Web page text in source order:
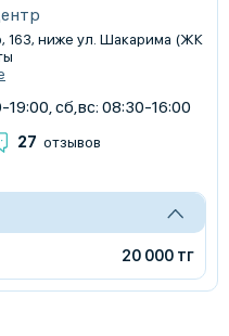
163, ниже ул. Шакарима (ЖК
сб,вс: 08:30-16:00
27 отзывов
20 000 тг